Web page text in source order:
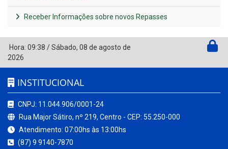
Receber Informações sobre novos Repasses
Hora: 09:38 /Sábado, 08 de agosto de
2026
INSTITUCIONAL
CNPJ: 11.044.906/0001-24
Rua Major Sátiro, nº 219, Centro - CEP: 55.250-000
Atendimento: 07:00hs às 13:00hs
(87) 9 9140-7870